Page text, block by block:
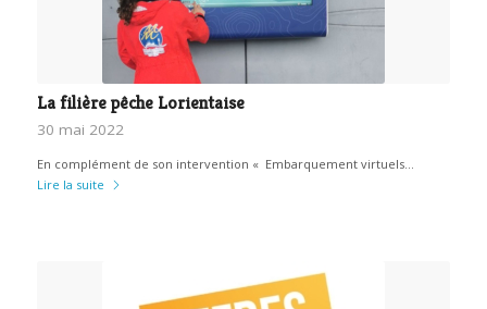
La filière pêche Lorientaise
30 mai 2022
En complément de son intervention « Embarquement virtuels…
Lire la suite